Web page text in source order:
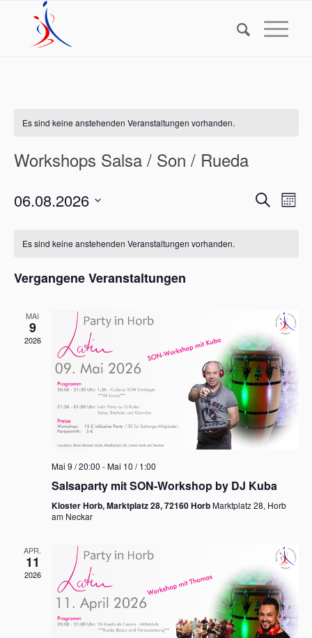
Es sind keine anstehenden Veranstaltungen vorhanden.
Workshops Salsa / Son / Rueda
SucheMonat
06.08.2026
Es sind keine anstehenden Veranstaltungen vorhanden.
Vergangene Veranstaltungen
MAI
9
2026
Mai 9 / 20:00 -Mai 10 / 1:00
Salsaparty mit SON-Workshop by DJ Kuba
Kloster Horb, Marktplatz 28, 72160 HorbMarktplatz 28, Horb
am Neckar
APR.
11
2026